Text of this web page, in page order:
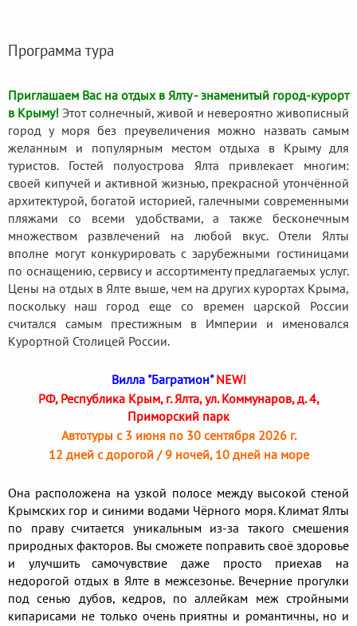
Программа тура
Приглашаем Вас на отдых в Ялту - знаменитый город-курорт
в Крыму! Этот солнечный, живой и невероятно живописный
город у моря без преувеличения можно назвать самым
желанным и популярным местом отдыха в Крыму для
туристов. Гостей полуострова Ялта привлекает многим:
своей кипучей и активной жизнью, прекрасной утончённой
архитектурой, богатой историей, галечными современными
пляжами со всеми удобствами, а также бесконечным
множеством развлечений на любой вкус. Отели Ялты
вполне могут конкурировать с зарубежными гостиницами
по оснащению, сервису и ассортименту предлагаемых услуг.
Цены на отдых в Ялте выше, чем на других курортах Крыма,
поскольку наш город еще со времен царской России
считался самым престижным в Империи и именовался
Курортной Столицей России.
Вилла "Багратион" NEW!
РФ, Республика Крым, г. Ялта, ул. Коммунаров, д. 4,
Приморский парк
Автотуры с 3 июня по 30 сентября 2026 г.
12 дней с дорогой / 9 ночей, 10 дней на море
Она расположена на узкой полосе между высокой стеной
Крымских гор и синими водами Чёрного моря. Климат Ялты
по праву считается уникальным из-за такого смешения
природных факторов. Вы сможете поправить своё здоровье
и улучшить самочувствие даже просто приехав на
недорогой отдых в Ялте в межсезонье. Вечерние прогулки
под сенью дубов, кедров, по аллейкам меж стройными
кипарисами не только очень приятны и романтичны, но и